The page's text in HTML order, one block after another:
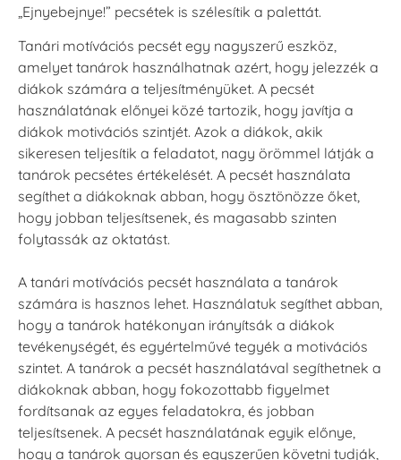
„Ejnyebejnye!” pecsétek is szélesítik a palettát.
Tanári motívációs pecsét egy nagyszerű eszköz,
amelyet tanárok használhatnak azért, hogy jelezzék a
diákok számára a teljesítményüket. A pecsét
használatának előnyei közé tartozik, hogy javítja a
diákok motivációs szintjét. Azok a diákok, akik
sikeresen teljesítik a feladatot, nagy örömmel látják a
tanárok pecsétes értékelését. A pecsét használata
segíthet a diákoknak abban, hogy ösztönözze őket,
hogy jobban teljesítsenek, és magasabb szinten
folytassák az oktatást.
A tanári motívációs pecsét használata a tanárok
számára is hasznos lehet. Használatuk segíthet abban,
hogy a tanárok hatékonyan irányítsák a diákok
tevékenységét, és egyértelművé tegyék a motivációs
szintet. A tanárok a pecsét használatával segíthetnek a
diákoknak abban, hogy fokozottabb figyelmet
fordítsanak az egyes feladatokra, és jobban
teljesítsenek. A pecsét használatának egyik előnye,
hogy a tanárok gyorsan és egyszerűen követni tudják,